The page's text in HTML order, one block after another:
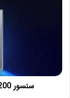
سنسور 200 مگاپیکسلی سامسونگ در راه است